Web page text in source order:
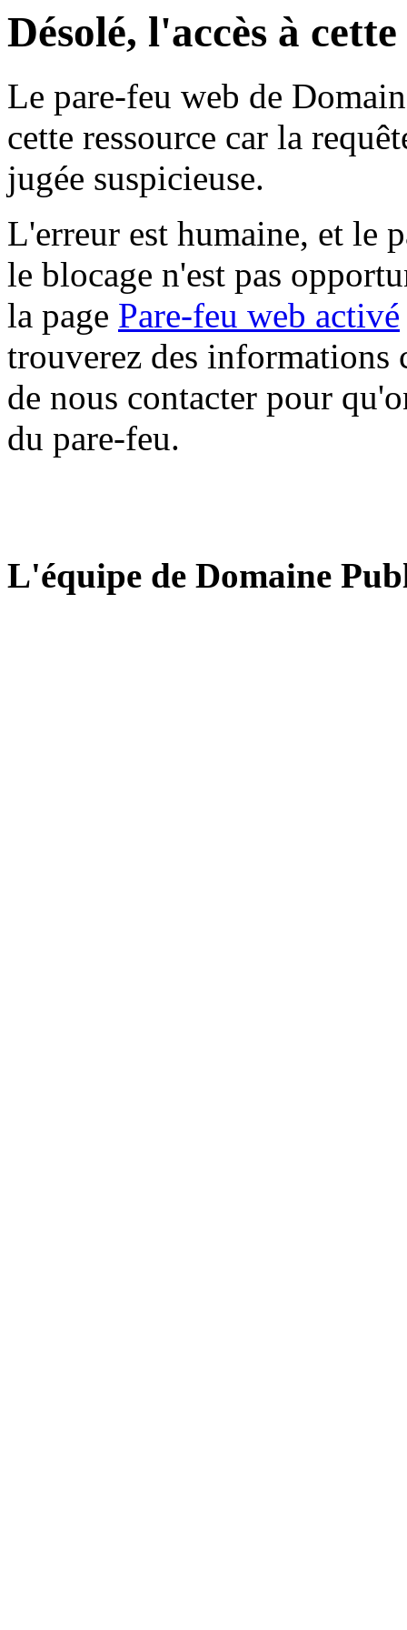
Désolé, l'accès à
Le pare-feu web de
cette ressource car la
jugée suspicieuse.
L'erreur est humaine, et le
le blocage n'est pas
la page Pare-feu web activé
trouverez des informations
de nous contacter pour
du pare-feu.
L'équipe de Domaine